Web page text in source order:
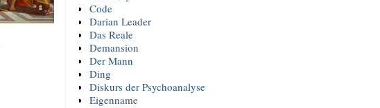
Code
Darian Leader
Das Reale
Demansion
Der Mann
Ding
Diskurs der Psychoanalyse
Eigenname